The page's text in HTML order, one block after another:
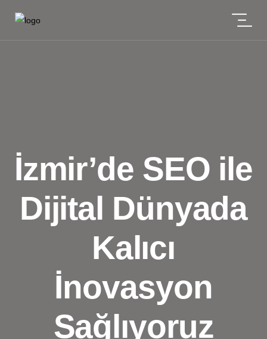
İzmir’de SEO ile
Dijital Dünyada
Kalıcı
İnovasyon
Sağlıyoruz